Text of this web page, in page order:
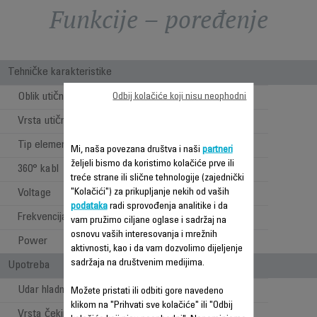
Funkcije – poređenje
Tehničke karakteristike
Oblik utičnice Ravna
Vrsta utičnice
Tip elementa za zagrevanje Keramika
360° kabl
Voltage 220-240 V
Frekvencija 50-60 Hz
Power
Upotreba
Udar hladnog vazduha
Vrsta čekinja Prirodna
Mi, naša povezana društva i naši partneri
željeli bismo da koristimo kolačiće prve ili
treće strane ili slične tehnologije (zajednički
"Kolačići") za prikupljanje nekih od vaših
podatakaradi sprovođenja analitike i da
vam pružimo ciljane oglase i sadržaj na
osnovu vaših interesovanja i mrežnih
aktivnosti, kao i da vam dozvolimo dijeljenje
sadržaja na društvenim medijima.
Možete pristati ili odbiti gore navedeno
klikom na "Prihvati sve kolačiće" ili "Odbij
Odbij kolačiće koji nisu neophodni